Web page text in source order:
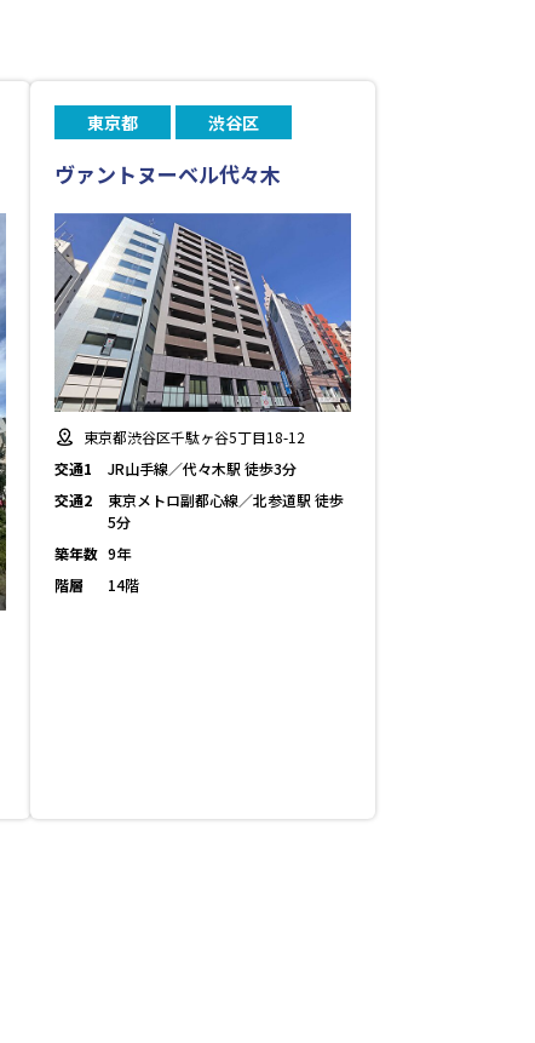
東京都 渋谷区
ヴァントヌーベル代々木
東京都渋谷区千駄ヶ谷5丁目18-12
交通1
JR山手線／代々木駅 徒歩3分
交通2
東京メトロ副都心線／北参道駅 徒歩
5分
築年数 9年
階層
14階